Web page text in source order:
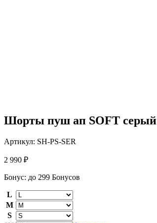
Шорты пуш ап SOFT серый
Артикул: SH-PS-SER
2 990 ₽
Бонус: до 299 Бонусов
L
M
S